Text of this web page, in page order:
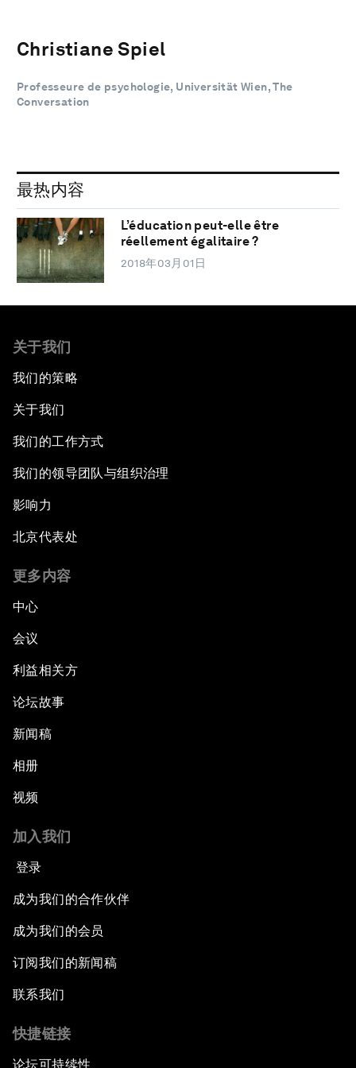
Christiane Spiel
Professeure de psychologie, Universität Wien, The
Conversation
最热内容
L’éducation peut-elle être
réellement égalitaire ?
2018年03月01日
关于我们
我们的策略
关于我们
我们的工作方式
我们的领导团队与组织治理
影响力
北京代表处
更多内容
中心
会议
利益相关方
论坛故事
新闻稿
相册
视频
加入我们
登录
成为我们的合作伙伴
成为我们的会员
订阅我们的新闻稿
联系我们
快捷链接
论坛可持续性